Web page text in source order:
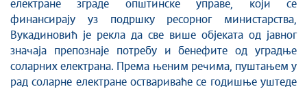
електране зграде општинске управе, који се
финансирају уз подршку ресорног министарства,
Вукадиновић је рекла да све више објеката од јавног
значаја препознаје потребу и бенефите од уградње
соларних електрана. Према њеним речима, пуштањем у
рад соларне електране оствариваће се годишње уштеде